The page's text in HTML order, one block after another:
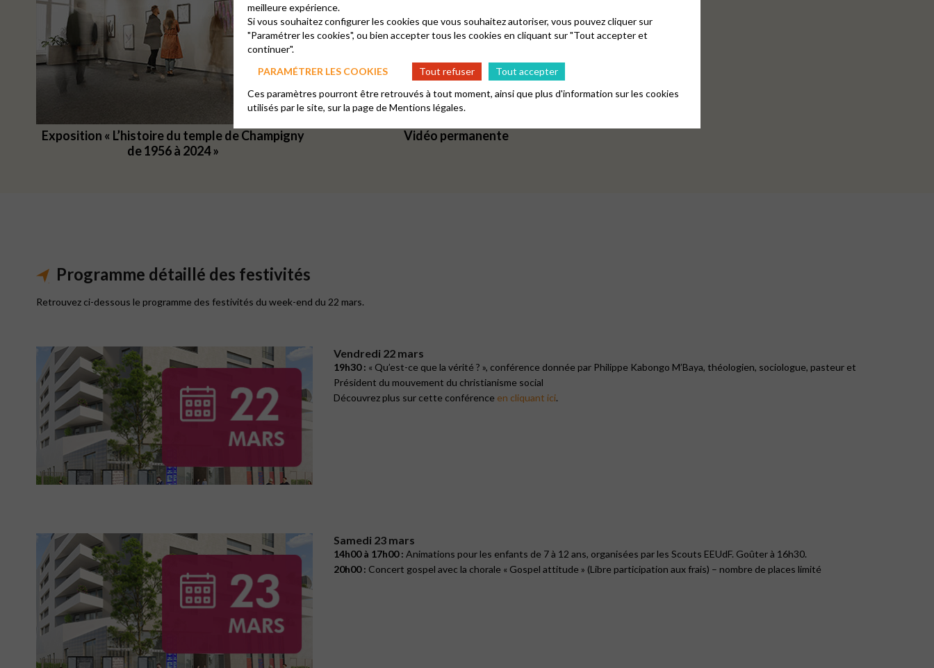
Exposition « L’histoire du temple de Champigny
de 1956 à 2024 »
Vidéo permanente
Programme détaillé des festivités
Retrouvez ci-dessous le programme des festivités du week-end du 22 mars.
Vendredi 22 mars
19h30 : « Qu’est-ce que la vérité ? », conférence donnée par Philippe Kabongo M’Baya, théologien, sociologue, pasteur et
Président du mouvement du christianisme social
Découvrez plus sur cette conférence en cliquant ici.
Samedi 23 mars
14h00 à 17h00 : Animations pour les enfants de 7 à 12 ans, organisées par les Scouts EEUdF. Goûter à 16h30.
20h00 : Concert gospel avec la chorale « Gospel attitude » (Libre participation aux frais) – nombre de places limité
meilleure expérience.
Si vous souhaitez configurer les cookies que vous souhaitez autoriser, vous pouvez cliquer sur
"Paramétrer les cookies", ou bien accepter tous les cookies en cliquant sur "Tout accepter et
continuer".
PARAMÉTRER LES COOKIES
Tout refuser
Tout accepter
Ces paramètres pourront être retrouvés à tout moment, ainsi que plus d'information sur les cookies
utilisés par le site, sur la page deMentions légales.